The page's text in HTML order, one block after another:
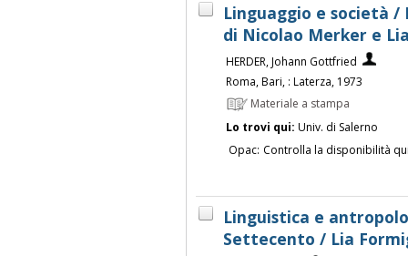
Linguaggio e società /
di Nicolao Merker e
HERDER, Johann Gottfried
Roma, Bari, : Laterza, 1973
Materiale a stampa
Lo trovi qui: Univ. di Salerno
Opac: Controlla la disponibilità
Linguistica e
Settecento / Lia